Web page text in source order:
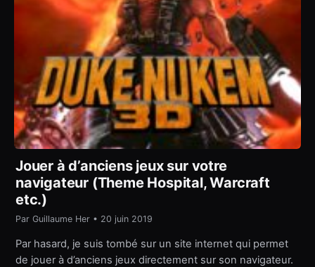
Jouer à d’anciens jeux sur votre
navigateur (Theme Hospital, Warcraft
etc.)
Par Guillaume Her • 20 juin 2019
Par hasard, je suis tombé sur un site internet qui permet
de jouer à d’anciens jeux directement sur son navigateur.